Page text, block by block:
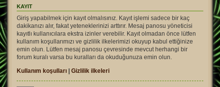
KAYIT
Giriş yapabilmek için kayıt olmalısınız. Kayıt işlemi sadece bir kaç
dakikanızı alır, fakat yeteneklerinizi arttırır. Mesaj panosu yöneticisi
kayıtlı kullanıcılara ekstra izinler verebilir. Kayıt olmadan önce lütfen
kullanım koşullarımızı ve gizlilik ilkelerimizi okuyup kabul ettiğinize
emin olun. Lütfen mesaj panosu çevresinde mevcut herhangi bir
forum kuralı varsa bu kuralları da okuduğunuza emin olun.
Kullanım koşulları | Gizlilik ilkeleri